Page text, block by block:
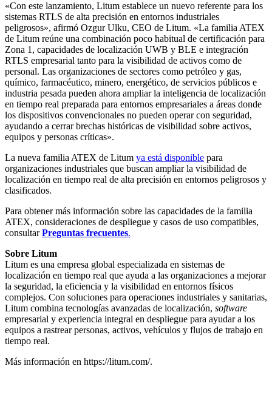
«Con este lanzamiento, Litum establece un nuevo referente para los
sistemas RTLS de alta precisión en entornos industriales
peligrosos», afirmó Ozgur Ulku, CEO de Litum. «La familia ATEX
de Litum reúne una combinación poco habitual de certificación para
Zona 1, capacidades de localización UWB y BLE e integración
RTLS empresarial tanto para la visibilidad de activos como de
personal. Las organizaciones de sectores como petróleo y gas,
químico, farmacéutico, minero, energético, de servicios públicos e
industria pesada pueden ahora ampliar la inteligencia de localización
en tiempo real preparada para entornos empresariales a áreas donde
los dispositivos convencionales no pueden operar con seguridad,
ayudando a cerrar brechas históricas de visibilidad sobre activos,
equipos y personas críticas».
La nueva familia ATEX de Litum ya está disponible para
organizaciones industriales que buscan ampliar la visibilidad de
localización en tiempo real de alta precisión en entornos peligrosos y
clasificados.
Para obtener más información sobre las capacidades de la familia
ATEX, consideraciones de despliegue y casos de uso compatibles,
consultarPreguntas frecuentes.
Sobre Litum
Litum es una empresa global especializada en sistemas de
localización en tiempo real que ayuda a las organizaciones a mejorar
la seguridad, la eficiencia y la visibilidad en entornos físicos
complejos. Con soluciones para operaciones industriales y sanitarias,
Litum combina tecnologías avanzadas de localización, software
empresarial y experiencia integral en despliegue para ayudar a los
equipos a rastrear personas, activos, vehículos y flujos de trabajo en
tiempo real.
Más información en https://litum.com/.